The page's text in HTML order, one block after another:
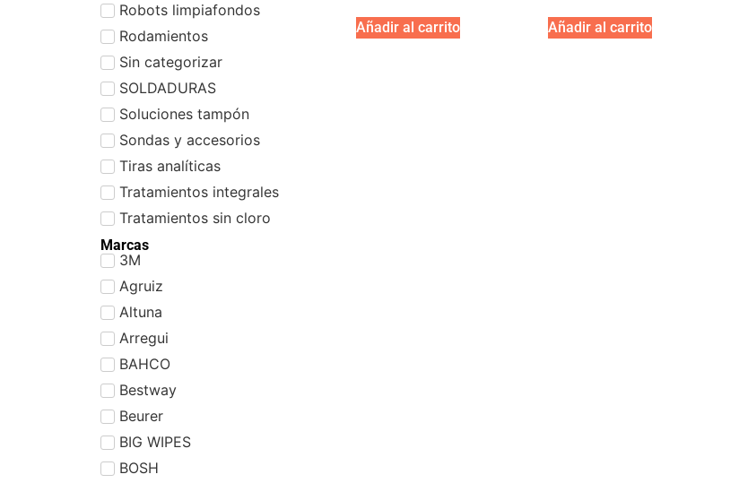
Robots limpiafondos
Rodamientos
Sin categorizar
SOLDADURAS
Soluciones tampón
Sondas y accesorios
Tiras analíticas
Tratamientos integrales
Tratamientos sin cloro
Marcas
3M
Agruiz
Altuna
Arregui
BAHCO
Bestway
Beurer
BIG WIPES
BOSH
Añadir al carrito Añadir al carrito